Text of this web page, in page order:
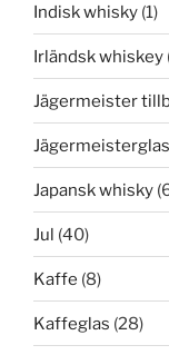
Indisk whisky (1)
Irländsk whiskey
Jägermeister
Jägermeisterglas
Japansk whisky
Jul (40)
Kaffe (8)
Kaffeglas (28)